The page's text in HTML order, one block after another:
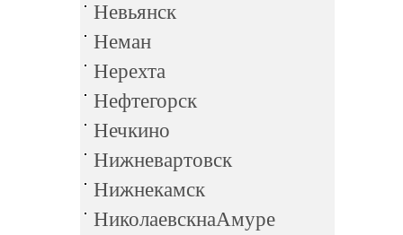
Невьянск
Неман
Нерехта
Нефтегорск
Нечкино
Нижневартовск
Нижнекамск
НиколаевскнаАмуре